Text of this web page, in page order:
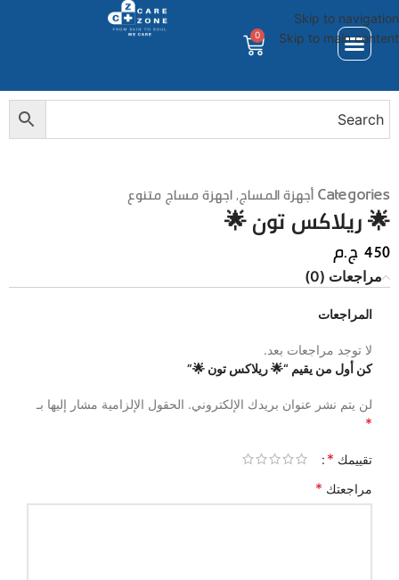
Skip to navigation
Skip to main content
0
Categoriesأجهزة المساج,اجهزة مساج متنوع
🌟 ريلاكس تون 🌟
450ج.م
مراجعات (0)
المراجعات
لا توجد مراجعات بعد.
كن أول من يقيم “🌟 ريلاكس تون 🌟”
لن يتم نشر عنوان بريدك الإلكتروني. الحقول الإلزامية مشار إليها بـ
*
تقييمك *
مراجعتك *